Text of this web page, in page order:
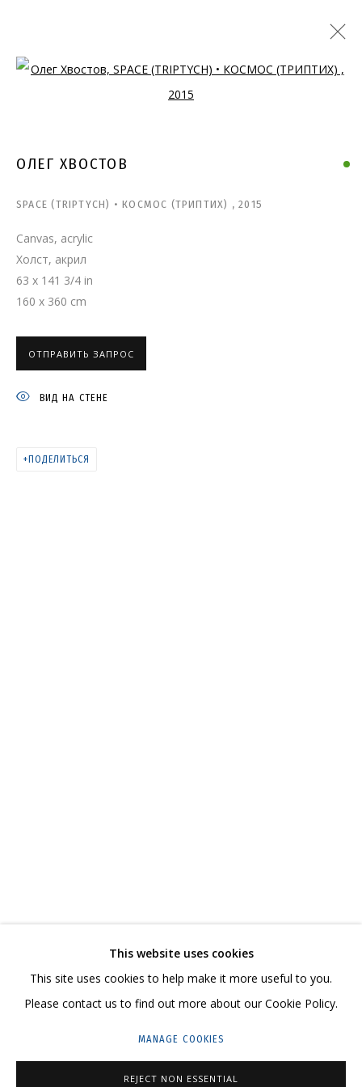
ROUND AROUND
СВЯЖИТЕСЬ С НАМИ:
+7 (495) 635-02-35
HELLO@GRIDCHINHALL.COM
ПОДПИШИТЕСЬ НА ОБНОВЛЕНИЯ
143422, РОССИЯ, МОСКОВСКАЯ ОБЛАСТЬ,
This website uses cookies
This site uses cookies to help make it more useful to you.
Please contact us to find out more about our Cookie Policy.
MANAGE COOKIES
REJECT NON ESSENTIAL
Open a larger version of the
ОЛЕГ ХВОСТОВ
SPACE (TRIPTYCH) • КОСМОС (ТРИПТИХ) ,2015
Canvas, acrylic
Холст, акрил
63 x 141 3/4 in
160 x 360 cm
ОТПРАВИТЬ ЗАПРОС
ВИД НА СТЕНЕ
ПОДЕЛИТЬСЯ